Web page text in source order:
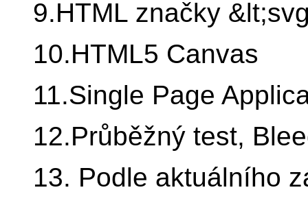
9.HTML značky
10.HTML5 Canvas
11.Single Page
12.Průběžný test,
13. Podle aktuálního